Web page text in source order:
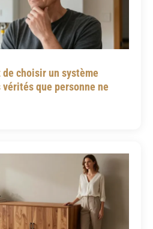
choisir un système
vérités que personne ne